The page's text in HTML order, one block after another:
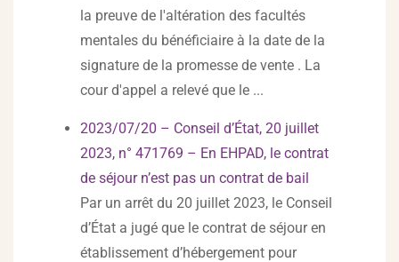
la preuve de l'altération des facultés
mentales du bénéficiaire à la date de la
signature de la promesse de vente . La
cour d'appel a relevé que le ...
2023/07/20 – Conseil d’État, 20 juillet
2023, n° 471769 – En EHPAD, le contrat
de séjour n’est pas un contrat de bail
Par un arrêt du 20 juillet 2023, le Conseil
d’État a jugé que le contrat de séjour en
établissement d’hébergement pour